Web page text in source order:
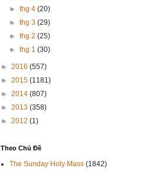
►thg 4(20)
►thg 3(29)
►thg 2(25)
►thg 1(30)
► 2016 (557)
► 2015 (1181)
► 2014 (807)
► 2013 (358)
► 2012 (1)
Theo Chủ Đề
The Sunday Holy Mass (1842)